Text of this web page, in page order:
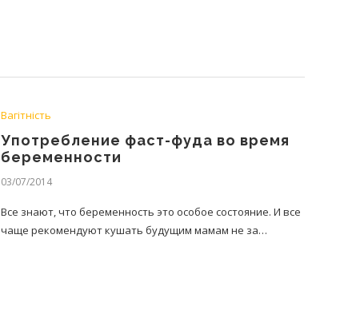
Вагітність
Употребление фаст-фуда во время
беременности
03/07/2014
Все знают, что беременность это особое состояние. И все
чаще рекомендуют кушать будущим мамам не за…